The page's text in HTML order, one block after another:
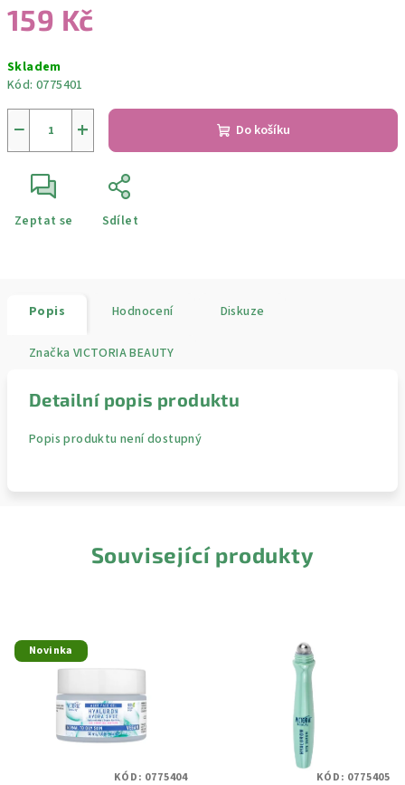
159 Kč
cena:
Skladem
Kód: 0775401
+
− Do košíku
Zeptat se Sdílet
Popis Hodnocení Diskuze
Značka VICTORIA BEAUTY
Detailní popis produktu
Popis produktu není dostupný
Související produkty
Novinka
KÓD: 0775404 KÓD: 0775405